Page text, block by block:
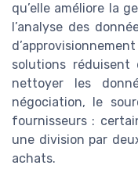
qu’elle améliore la
l’analyse des
solutions réduisent
nettoyer les
négociation, le
fournisseurs :
une division par
achats.